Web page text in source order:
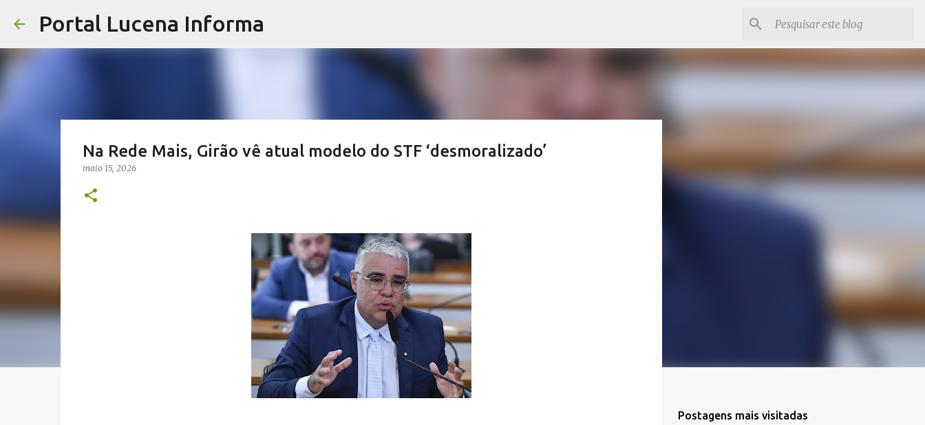
Portal Lucena Informa
Na Rede Mais, Girão vê atual modelo do STF ‘desmoralizado’
maio 15, 2026
Postagens mais visitadas